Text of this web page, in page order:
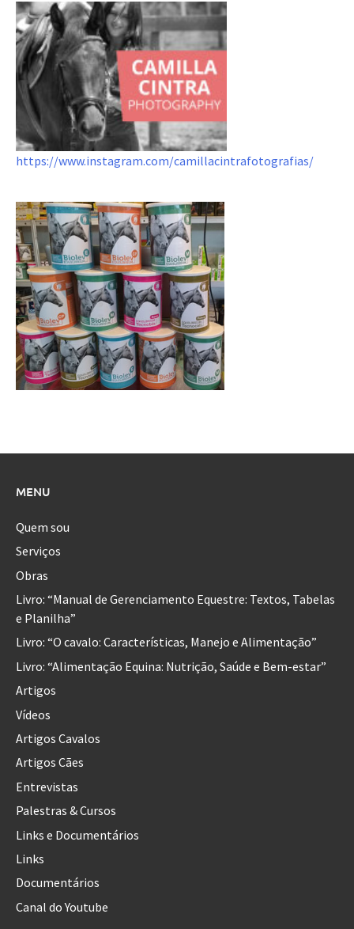
https://www.instagram.com/camillacintrafotografias/
MENU
Quem sou
Serviços
Obras
Livro: “Manual de Gerenciamento Equestre: Textos, Tabelas
e Planilha”
Livro: “O cavalo: Características, Manejo e Alimentação”
Livro: “Alimentação Equina: Nutrição, Saúde e Bem-estar”
Artigos
Vídeos
Artigos Cavalos
Artigos Cães
Entrevistas
Palestras & Cursos
Links e Documentários
Links
Documentários
Canal do Youtube